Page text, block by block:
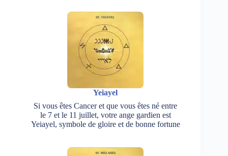
Yeiayel
Si vous êtes Cancer et que vous êtes né entre
le 7 et le 11 juillet, votre ange gardien est
Yeiayel, symbole de gloire et de bonne fortune